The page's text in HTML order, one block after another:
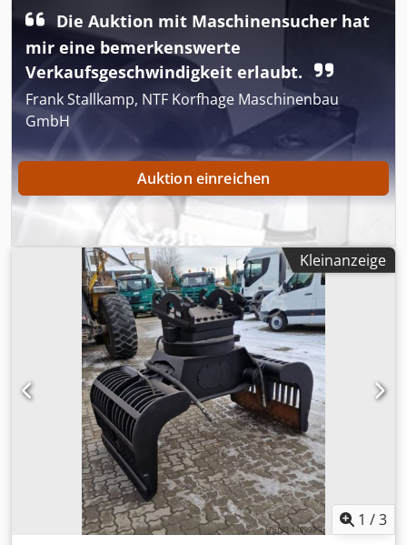
GEWÄHR INS. AUSSTATTUNG+ZUBEHÖR.Grundlage aller
Kaufverträge, Rechnungen, Proforma-Rechnungen,
Bestellungen, Verkaufsgespräche sind unsere AGBs (Siehe
dazu Impressum). Dodpjqw S D Tefx Ac Eeck
Die Auktion mit Maschinensucher hat
mir eine bemerkenswerte
Verkaufsgeschwindigkeit erlaubt.
Frank Stallkamp, NTF Korfhage Maschinenbau
GmbH
Auktion einreichen
Kleinanzeige
1 /3